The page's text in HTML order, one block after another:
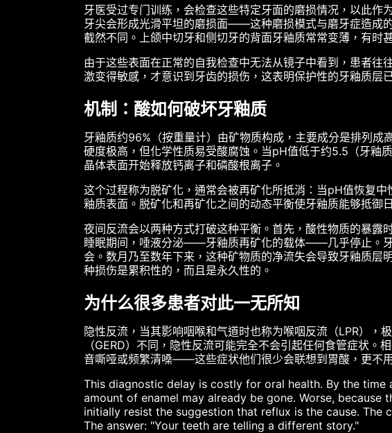
牙医受过专门训练，会检查这些特定牙面的磨损情况，以此
牙尖会形成光滑平坦的磨损面——这种磨损模式与磨牙症造成
截​​然不同。上颌中切牙和侧切牙的背面牙釉质常常变薄，有时
由于这些表面在正常的自我检查中无法从镜子中看到，患者往
激变得敏感，才意识到牙齿的损伤，这表明保护性的牙釉质层
机制：酸如何破坏牙釉质
牙釉质约96%（按重量计）由矿物质构成，主要成分是排列
硬度极高，但化学性质易受酸腐蚀。当pH值低于约5.5（牙釉
晶体表面开始释放钙离子和磷酸根离子。
这个过程称为脱矿化，通常会被再矿化所抵消：当pH值恢复
釉质表面。脱矿化和再矿化之间的动态平衡使牙釉质能够抵御
夜间反流会以两种方式打破这种平衡。首先，酸性物质的暴
睡眠期间，唾液分泌——牙釉质再矿化的载体——几乎停止。
会。数月乃至数年下来，这种矿物质的净流失会导致牙釉质
种损伤是累积性的，而且是永久性的。
为什么很多患者对此一无所知
隐性反流，当其影响咽喉和气道时也称为喉咽反流（LPR），
（GERD）不同，隐性反流可能完全不会引起任何食管症状
音嘶哑或频繁清嗓——这些症状他们很少会联想到胃酸，更不
This diagnostic delay is costly for oral health. By the
amount of enamel may already be gone. Worse,
initially resist the suggestion that reflux is the cause. The
The answer: "Your teeth are telling a different story."